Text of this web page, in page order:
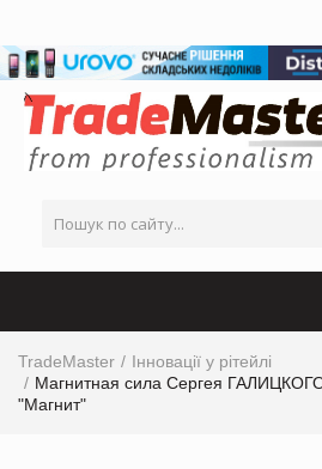
TradeMaster
Інновації у рітейлі
Магнитная сила Сергея
"Магнит"